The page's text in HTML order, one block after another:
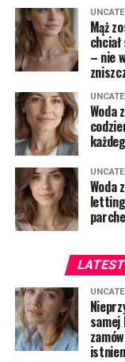
Mąż
– nie
Woda
Woda
LATEST
samej